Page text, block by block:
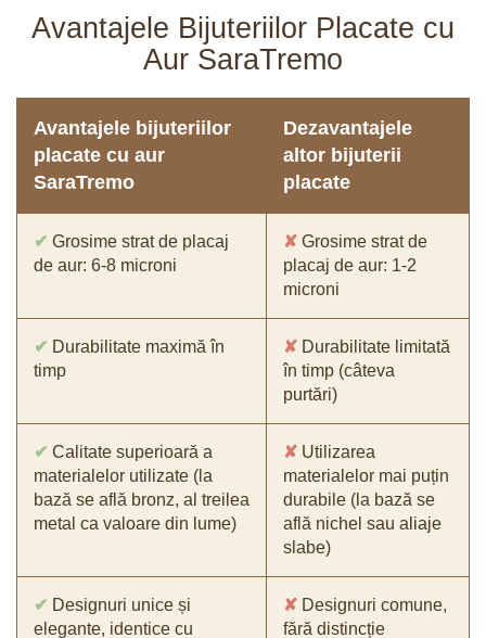
Avantajele Bijuteriilor Placate cu
Aur SaraTremo
Avantajele bijuteriilor
placate cu aur
SaraTremo
Dezavantajele
altor bijuterii
placate
✔ Grosime strat de placaj
de aur: 6-8 microni
✘ Grosime strat de
placaj de aur: 1-2
microni
✔ Durabilitate maximă în
timp
✘ Durabilitate limitată
în timp (câteva
purtări)
✔ Calitate superioară a
materialelor utilizate (la
bază se află bronz, al treilea
metal ca valoare din lume)
✘ Utilizarea
materialelor mai puțin
durabile (la bază se
află nichel sau aliaje
slabe)
✔ Designuri unice și
elegante, identice cu
✘ Designuri comune,
fără distincție